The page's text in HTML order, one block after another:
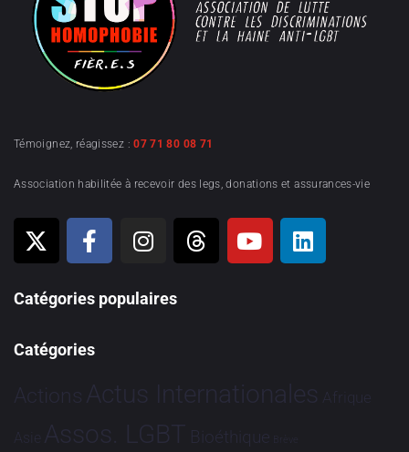
Témoignez, réagissez :07 71 80 08 71
Association habilitée à recevoir des legs, donations et assurances-vie
Catégories populaires
Catégories
Actions Actus Internationales Afrique
Asie Assos. LGBT Bioéthique Brève